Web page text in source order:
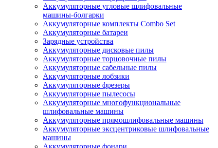
Аккумуляторные угловые шлифовальные
машины-болгарки
Аккумуляторные комплекты Combo Set
Аккумуляторные батареи
Зарядные устройства
Аккумуляторные дисковые пилы
Аккумуляторные торцовочные пилы
Аккумуляторные сабельные пилы
Аккумуляторные лобзики
Аккумуляторные фрезеры
Аккумуляторные пылесосы
Аккумуляторные многофункциональные
шлифовальные машины
Аккумуляторные прямошлифовальные машины
Аккумуляторные эксцентриковые шлифовальные
машины
Аккумуляторные фонари